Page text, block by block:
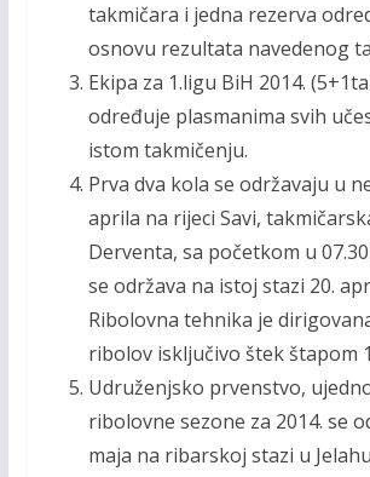
takmičara i jedna rezerva
osnovu rezultata navedenog
Ekipa za 1.ligu BiH 2014.
određuje plasmanima svih
istom takmičenju.
Prva dva kola se održavaju u
aprila na rijeci Savi,
Derventa, sa početkom u
se održava na istoj stazi 20.
Ribolovna tehnika je
ribolov isključivo štek štapom
Udruženjsko prvenstvo,
ribolovne sezone za 2014. se
maja na ribarskoj stazi u